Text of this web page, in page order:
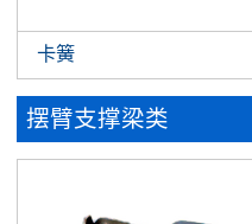
卡簧
摆臂支撑梁类